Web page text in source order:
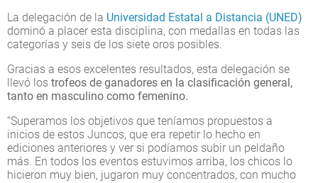
La delegación de la Universidad Estatal a Distancia (UNED)
dominó a placer esta disciplina, con medallas en todas las
categorías y seis de los siete oros posibles.
Gracias a esos excelentes resultados, esta delegación se
llevó los trofeos de ganadores en la clasificación general,
tanto en masculino como femenino.
“Superamos los objetivos que teníamos propuestos a
inicios de estos Juncos, que era repetir lo hecho en
ediciones anteriores y ver si podíamos subir un peldaño
más. En todos los eventos estuvimos arriba, los chicos lo
hicieron muy bien, jugaron muy concentrados, con mucho